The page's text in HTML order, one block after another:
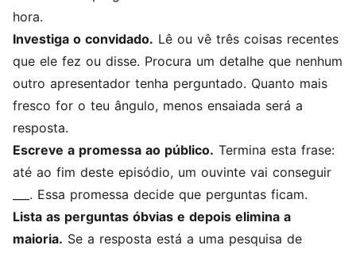
hora.
Investiga o convidado. Lê ou vê três coisas recentes
que ele fez ou disse. Procura um detalhe que nenhum
outro apresentador tenha perguntado. Quanto mais
fresco for o teu ângulo, menos ensaiada será a
resposta.
Escreve a promessa ao público. Termina esta frase:
até ao fim deste episódio, um ouvinte vai conseguir
___. Essa promessa decide que perguntas ficam.
Lista as perguntas óbvias e depois elimina a
maioria. Se a resposta está a uma pesquisa de